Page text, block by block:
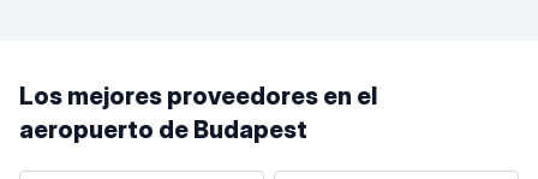
Los mejores proveedores en el
aeropuerto de Budapest